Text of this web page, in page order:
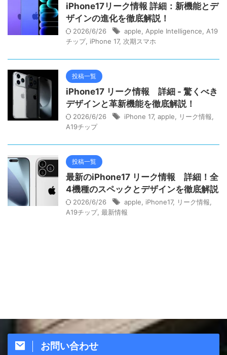
iPhone17リーク情報 詳細：新機能とデ
ザインの進化を徹底解説！
2026/6/26 apple Apple Intelligence
A19
チップ, iPhone 17, 次期スマホ
投稿一覧
iPhone17 リーク情報 詳細 - 驚くべき
デザインと革新機能を徹底解説！
2026/6/26 iPhone 17, apple リーク情報
A19チップ
投稿一覧
最新のiPhone17 リーク情報 詳細！全
4機種のスペックとデザインを徹底解説
2026/6/26 apple iPhone17, リーク情報
A19チップ, 最新情報
お問い合わせ